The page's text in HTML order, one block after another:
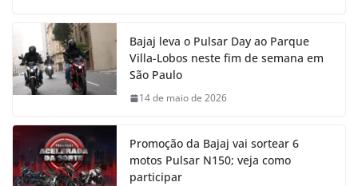
Bajaj leva o Pulsar Day ao Parque
Villa-Lobos neste fim de semana em
São Paulo
14 de maio de 2026
Promoção da Bajaj vai sortear 6
motos Pulsar N150; veja como
participar